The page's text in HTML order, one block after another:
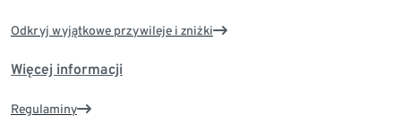
Odkryj wyjątkowe przywileje i zniżki
Więcej informacji
Regulaminy